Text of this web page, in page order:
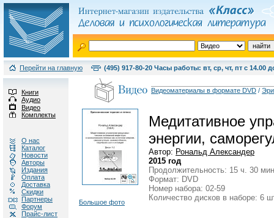
Перейти на главную (495) 917-80-20 Часы работы: вт, ср, чт, пт с 14.00
Книги
Аудио
Видео
Комплекты
О нас
Каталог
Новости
Авторы
Издания
Оплата
Доставка
Скидки
Партнеры
Форум
Прайс-лист
Видеоматериалы в формате DVD /
Большое фото
Медитативное
энергии,
Автор: Рональд Александер
2015 год
Продолжительность: 15 ч. 30
Формат: DVD
Номер набора: 02-59
Количество дисков в наборе: 6